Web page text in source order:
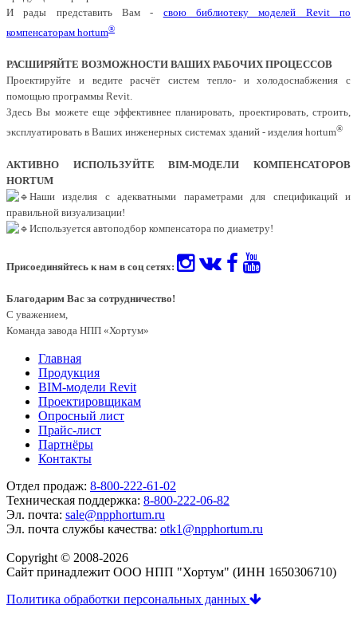
И рады представить Вам - свою библиотеку моделей Revit по
компенсаторам hortum®
РАСШИРЯЙТЕ ВОЗМОЖНОСТИ ВАШИХ РАБОЧИХ ПРОЦЕССОВ
Проектируйте и ведите расчёт систем тепло- и холодоснабжения с
помощью программы Revit.
Здесь Вы можете еще эффективнее планировать, проектировать, строить,
эксплуатировать в Ваших инженерных системах зданий - изделия hortum®
АКТИВНО ИСПОЛЬЗУЙТЕ BIM-МОДЕЛИ КОМПЕНСАТОРОВ
HORTUM
Наши изделия с адекватными параметрами для спецификаций и
правильной визуализации!
Используется автоподбор компенсатора по диаметру!
Присоединяйтесь к нам в соц сетях:
Благодарим Вас за сотрудничество!
С уважением,
Команда завода НПП «Хортум»
Главная
Продукция
BIM-модели Revit
Проектировщикам
Опросный лист
Прайс-лист
Партнёры
Контакты
Отдел продаж: 8-800-222-61-02
Техническая поддержка: 8-800-222-06-82
Эл. почта: sale@npphortum.ru
Эл. почта службы качества: otk1@npphortum.ru
Copyright © 2008-2026
Cайт принадлежит ООО НПП "Хортум" (ИНН 1650306710)
Политика обработки персональных данных